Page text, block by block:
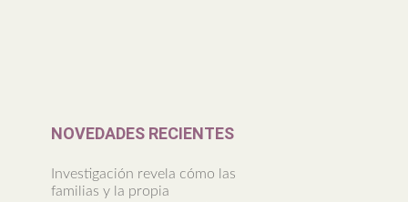
NOVEDADES RECIENTES
Investigación revela cómo las
familias y la propia